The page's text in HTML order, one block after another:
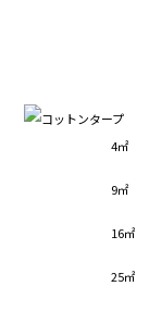
4㎡
9㎡
16㎡
25㎡